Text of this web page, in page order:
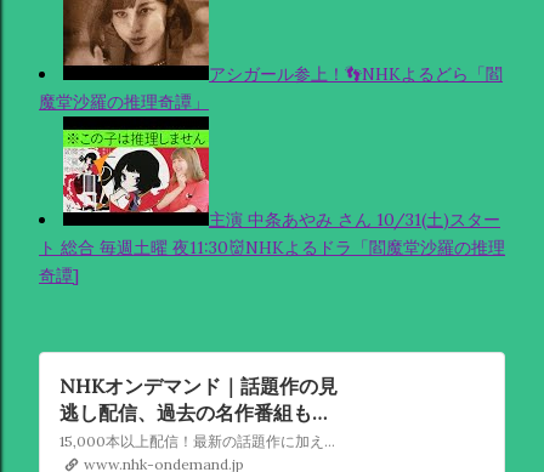
アシガール参上！👣NHKよるどら「閻
魔堂沙羅の推理奇譚」
主演 中条あやみ さん 10/31(土)スター
ト 総合 毎週土曜 夜11:30👹NHKよるドラ「閻魔堂沙羅の推理
奇譚]
NHKオンデマンド｜話題作の見
逃し配信、過去の名作番組も見
放題
15,000本以上配信！最新の話題作に加え、大河ドラマや朝ドラ、ドキュメンタリーなどの名作も配信中
www.nhk-ondemand.jp